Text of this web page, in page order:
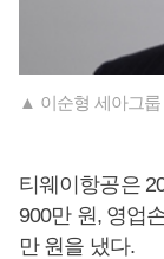
▲ 이순형 세아그룹
티웨이항공은
900만 원, 영업
만 원을 냈다.